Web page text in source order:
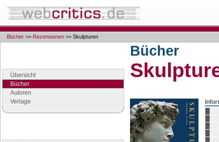
Bücher >> Rezensionen >> Skulpturen
Übersicht
Bücher
Autoren
Verlage
Bücher